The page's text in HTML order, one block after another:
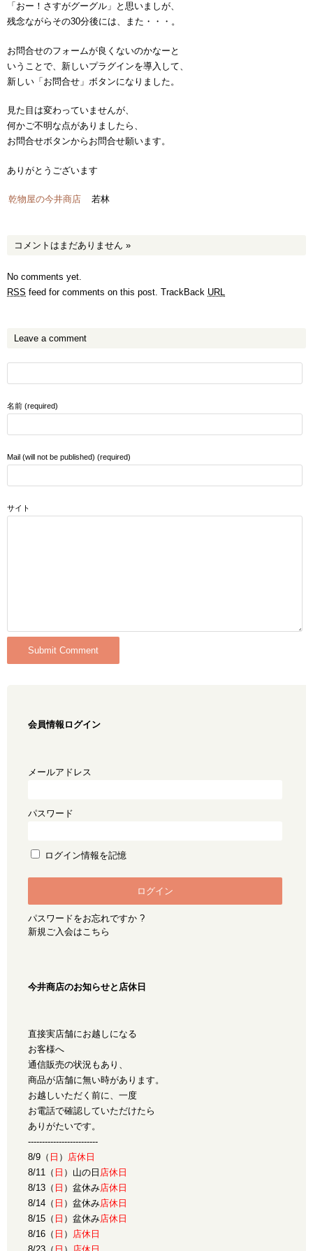
「おー！さすがグーグル」と思いましが、
残念ながらその30分後には、また・・・。
お問合せのフォームが良くないのかなーと
いうことで、新しいプラグインを導入して、
新しい「お問合せ」ボタンになりました。
見た目は変わっていませんが、
何かご不明な点がありましたら、
お問合せボタンからお問合せ願います。
ありがとうございます
乾物屋の今井商店 若林
コメントはまだありません »
No comments yet.
RSS feed for comments on this post. TrackBack URL
Leave a comment
名前 (required)
Mail (will not be published) (required)
サイト
会員情報ログイン
メールアドレス
パスワード
ログイン情報を記憶
パスワードをお忘れですか ?
新規ご入会はこちら
今井商店のお知らせと店休日
直接実店舗にお越しになる
お客様へ
通信販売の状況もあり、
商品が店舗に無い時があります。
お越しいただく前に、一度
お電話で確認していただけたら
ありがたいです。
-------------------------
8/9（ 日 ）
店休日
8/11（ 日 ）山の日 店休日
8/13（ 日 ）盆休み店休日
8/14（ 日 ）盆休み店休日
8/15（ 日 ）盆休み店休日
8/16（ 日 ）
店休日